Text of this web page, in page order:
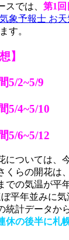
スでは、 第1回
象予報士 お
す。
】
5/2~5/9
5/4~5/10
5/6~5/12
については、
くらの開花は
での気温が平
平年並みに
統計データか
休の後半に札